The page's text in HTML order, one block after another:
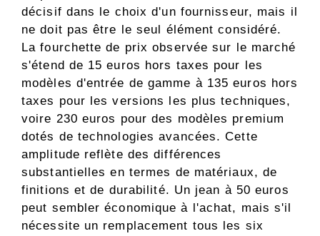
décisif dans le choix d'un fournisseur, mais il
ne doit pas être le seul élément considéré.
La fourchette de prix observée sur le marché
s'étend de 15 euros hors taxes pour les
modèles d'entrée de gamme à 135 euros hors
taxes pour les versions les plus techniques,
voire 230 euros pour des modèles premium
dotés de technologies avancées. Cette
amplitude reflète des différences
substantielles en termes de matériaux, de
finitions et de durabilité. Un jean à 50 euros
peut sembler économique à l'achat, mais s'il
nécessite un remplacement tous les six